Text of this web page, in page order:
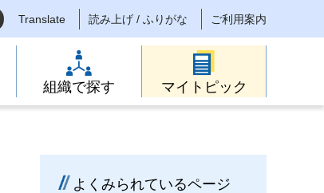
Translate 読み上げ / ふりがな ご利用案内
組織で探す マイトピック
よくみられているページ